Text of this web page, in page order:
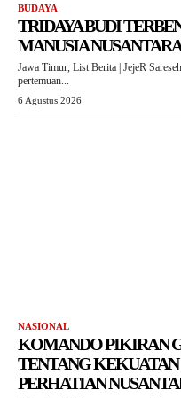
BUDAYA
TRIDAYA BUDI
MANUSIA
Jawa Timur, List Berita | JejeR
pertemuan...
6 Agustus 2026
NASIONAL
KOMANDO PIKIRAN
TENTANG
PERHATIAN